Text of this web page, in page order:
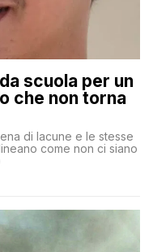
scuola per un
che non torna
di lacune e le stesse
come non ci siano